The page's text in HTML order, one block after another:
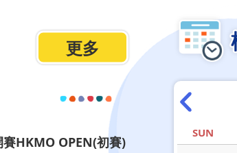
更多
HKMO OPEN(初賽)
SUN